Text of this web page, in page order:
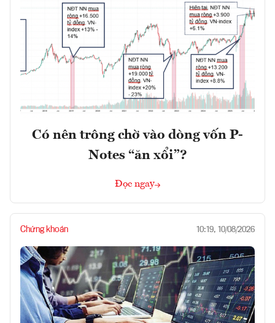
Có nên trông chờ vào dòng vốn P-
Notes “ăn xổi”?
Đọc ngay
Chứng khoán 10:19, 10/08/2026